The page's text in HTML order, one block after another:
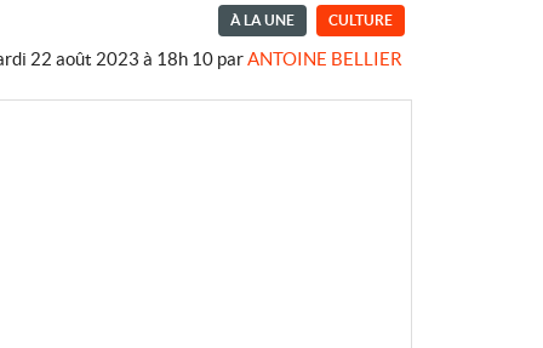
À LA UNE CULTURE
22 août 2023 à 18h 10parANTOINE BELLIER